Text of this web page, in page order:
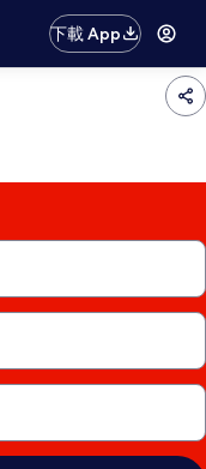
下載 App